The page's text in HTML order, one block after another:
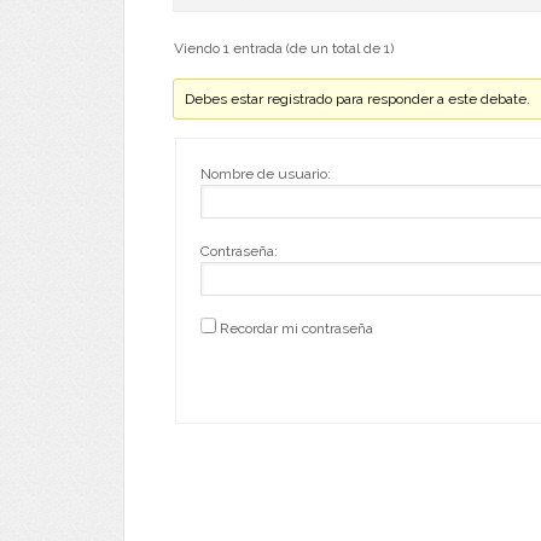
Viendo 1 entrada (de un total de 1)
Debes estar registrado para responder a este debate.
Nombre de usuario:
Contraseña:
Recordar mi contraseña